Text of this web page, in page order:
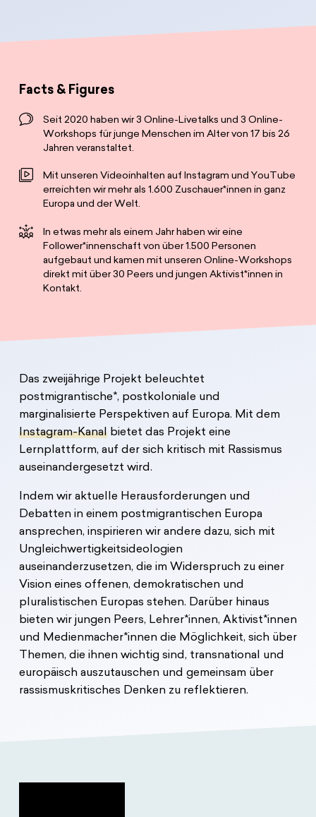
Bildungsreisen
Kontakt
Datenschutz
Impressum
Facts & Figures
Seit 2020 haben wir 3 Online-Livetalks und 3 Online-
Workshops für junge Menschen im Alter von 17 bis 26
Jahren veranstaltet.
Mit unseren Videoinhalten auf Instagram und YouTube
erreichten wir mehr als 1.600 Zuschauer*innen in ganz
Europa und der Welt.
In etwas mehr als einem Jahr haben wir eine
Follower*innenschaft von über 1.500 Personen
aufgebaut und kamen mit unseren Online-Workshops
direkt mit über 30 Peers und jungen Aktivist*innen in
Kontakt.
Das zweijährige Projekt beleuchtet
postmigrantische*, postkoloniale und
marginalisierte Perspektiven auf Europa. Mit dem
Instagram-Kanalbietet das Projekt eine
Lernplattform, auf der sich kritisch mit Rassismus
auseinandergesetzt wird.
Indem wir aktuelle Herausforderungen und
Debatten in einem postmigrantischen Europa
ansprechen, inspirieren wir andere dazu, sich mit
Ungleichwertigkeitsideologien
auseinanderzusetzen, die im Widerspruch zu einer
Vision eines offenen, demokratischen und
pluralistischen Europas stehen. Darüber hinaus
bieten wir jungen Peers, Lehrer*innen, Aktivist*innen
und Medienmacher*innen die Möglichkeit, sich über
Themen, die ihnen wichtig sind, transnational und
europäisch auszutauschen und gemeinsam über
rassismuskritisches Denken zu reflektieren.